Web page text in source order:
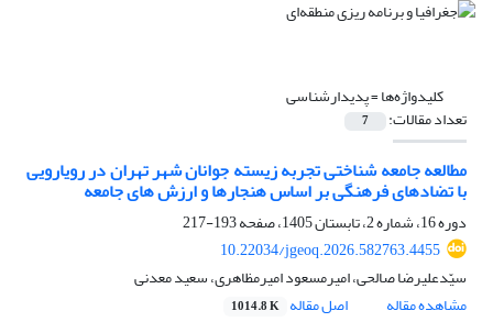
کلیدواژه‌ها =پدیدارشناسی
تعداد مقالات: 7
مطالعه جامعه شناختی تجربه زیسته جوانان شهر تهران در رویارویی
با تضادهای فرهنگی بر اساس هنجارها و ارزش های جامعه
دوره 16، شماره 2، تابستان 1405، صفحه
193-217
10.22034/jgeoq.2026.582763.4455
سیّدعلیرضا صالحی، امیرمسعود امیرمظاهری، سعید معدنی
مشاهده مقاله
اصل مقاله 1014.8 K